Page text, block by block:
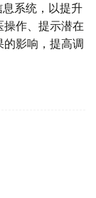
系统，以提升
作、提示潜在
影响，提高调